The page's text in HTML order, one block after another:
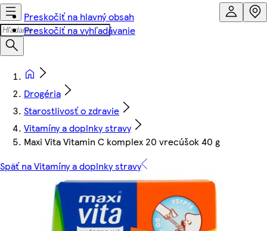
Preskočiť na hlavný obsah
Preskočiť na vyhľadávanie
Drogéria
Starostlivosť o zdravie
Vitamíny a doplnky stravy
Maxi Vita Vitamin C komplex 20 vrecúšok 40 g
Späť na Vitamíny a doplnky stravy